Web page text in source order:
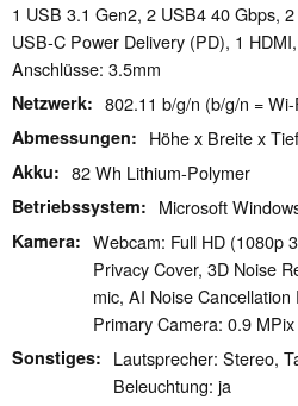
1 USB 3.1 Gen2, 2 USB4 40 Gbps,
USB-C Power Delivery (PD), 1
Anschlüsse: 3.5mm
Netzwerk 802.11 b/g/n (b/g/n =
Abmessungen Höhe x Breite x
Akku 82 Wh Lithium-Polymer
Betriebssystem Microsoft
Kamera
Webcam: Full HD (1080p
Privacy Cover, 3D Noise
mic, AI Noise Cancellation
Primary Camera: 0.9 MPix
Sonstiges
Lautsprecher: Stereo,
Beleuchtung: ja